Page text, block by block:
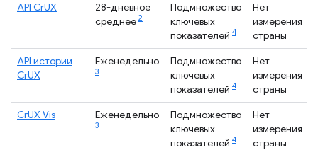
API CrUX
28-дневное
среднее 2
Подмножество
ключевых
показателей 4
Нет
измерения
страны
API истории
CrUX
Еженедельно
3
Подмножество
ключевых
показателей 4
Нет
измерения
страны
CrUX Vis Еженедельно
3
Подмножество
ключевых
показателей 4
Нет
измерения
страны